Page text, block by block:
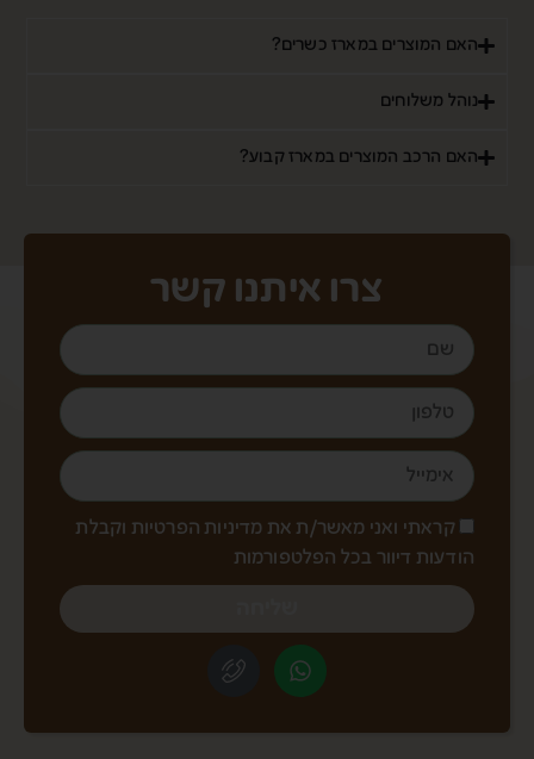
האם המוצרים במארז כשרים?
נוהל משלוחים
האם הרכב המוצרים במארז קבוע?
צרו איתנו קשר
קראתי ואני מאשר/ת את מדיניות הפרטיות וקבלת
הודעות דיוור בכל הפלטפורמות